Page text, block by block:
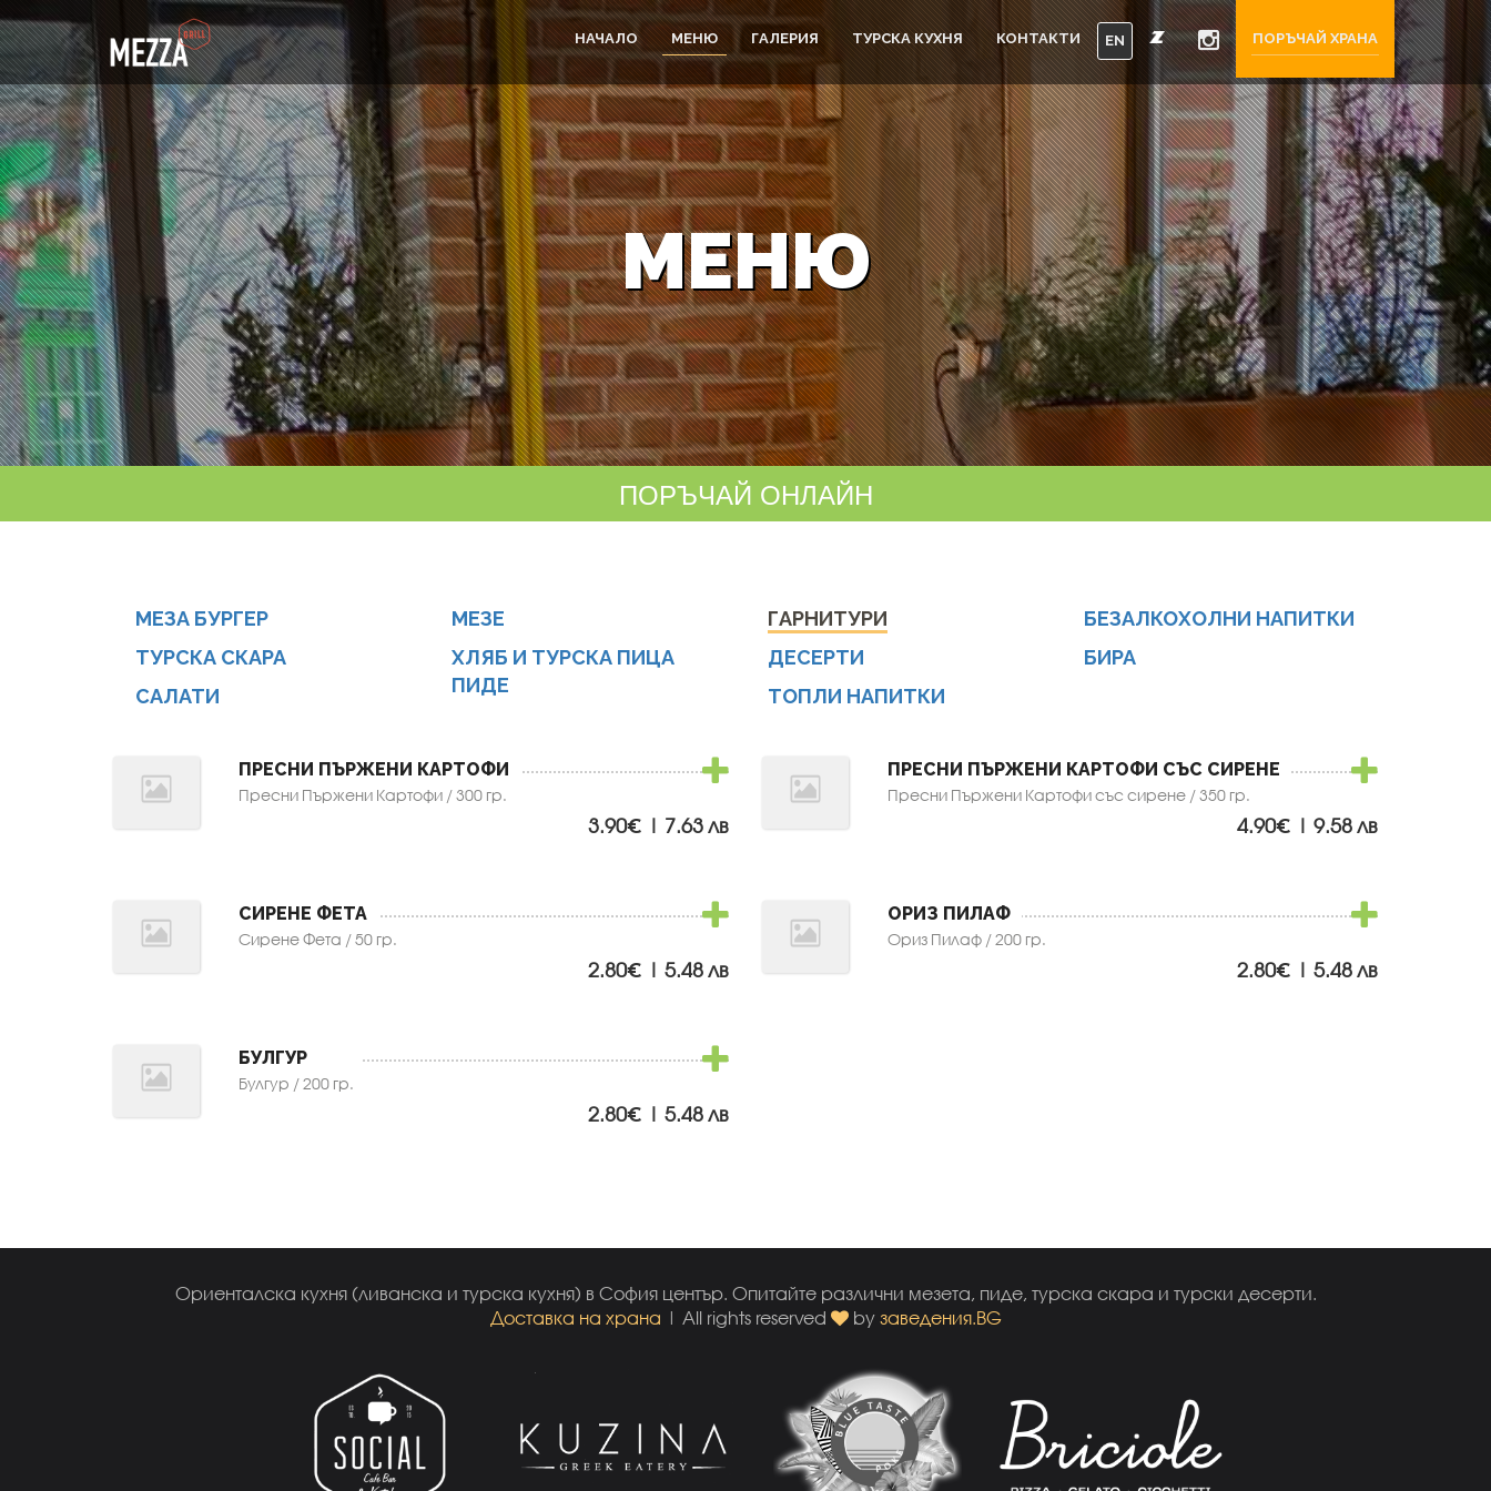
НАЧАЛО МЕНЮ ГАЛЕРИЯ ТУРСКА КУХНЯ КОНТАКТИ EN ПОРЪЧАЙ ХРАНА
МЕНЮ
ПОРЪЧАЙ ОНЛАЙН
МЕЗА БУРГЕР
ТУРСКА СКАРА
САЛАТИ
MEЗЕ
ХЛЯБ И ТУРСКА ПИЦА
ПИДЕ
ГАРНИТУРИ
ДЕСЕРТИ
ТОПЛИ НАПИТКИ
БЕЗАЛКОХОЛНИ НАПИТКИ
БИРА
ПРЕСНИ ПЪРЖЕНИ КАРТОФИ
Пресни Пържени Картофи / 300 гр.
3.90€ | 7.63 лв
ПРЕСНИ ПЪРЖЕНИ КАРТОФИ СЪС СИРЕНЕ
Пресни Пържени Картофи със сирене / 350 гр.
4.90€ | 9.58 лв
СИРЕНЕ ФЕТА
Сирене Фета / 50 гр.
2.80€ | 5.48 лв
ОРИЗ ПИЛАФ
Ориз Пилаф / 200 гр.
2.80€ | 5.48 лв
БУЛГУР
Булгур / 200 гр.
2.80€ | 5.48 лв
Ориенталска кухня (ливанска и турска кухня) в София център. Опитайте различни мезета, пиде, турска скара и турски десерти.
Доставка на храна | All rights reserved by заведения.BG